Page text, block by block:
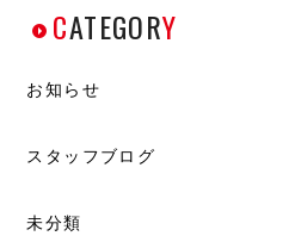
CATEGORY
お知らせ
スタッフブログ
未分類